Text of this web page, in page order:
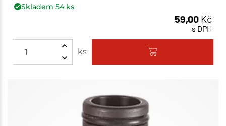
Skladem 54ks
59,00 Kč
s DPH
ks